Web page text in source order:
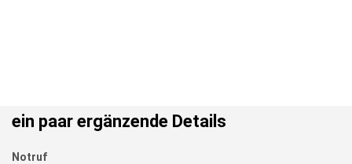
ein paar ergänzende Details
Notruf